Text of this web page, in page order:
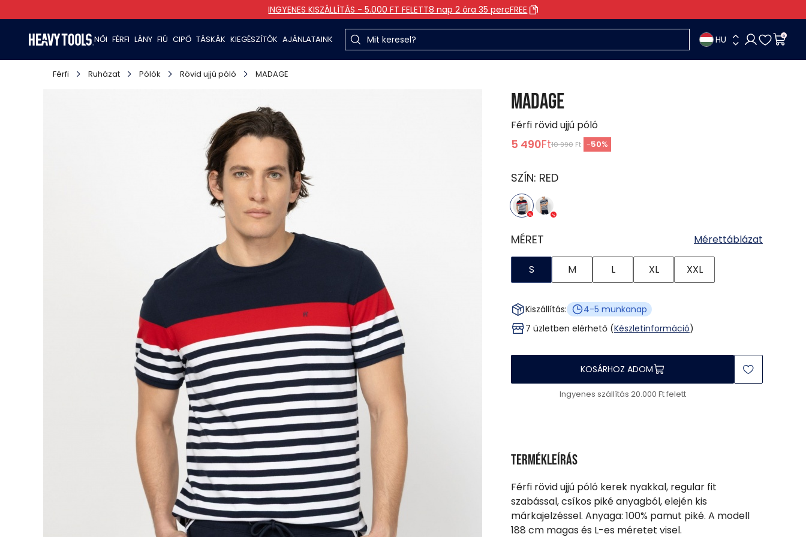
INGYENES KISZÁLLÍTÁS - 5.000 FT FELETT8 nap 2 óra 35 percFREE
NŐI FÉRFI LÁNY FIÚ CIPŐ TÁSKÁK KIEGÉSZÍTŐK AJÁNLATAINK HU 0
Férfi Ruházat Pólók Rövid ujjú póló MADAGE
MADAGE
Férfi rövid ujjú póló
5 490Ft10 990 Ft -50%
SZÍN: RED
MÉRET Mérettáblázat
S M L XL XXL
Kiszállítás:
4-5 munkanap
7 üzletben elérhető (Készletinformáció)
KOSÁRHOZ ADOM
Ingyenes szállítás 20.000 Ft felett
Termékleírás
Férfi rövid ujjú póló kerek nyakkal, regular fit
szabással, csíkos piké anyagból, elején kis
márkajelzéssel. Anyaga: 100% pamut piké. A modell
188 cm magas és L-es méretet visel.